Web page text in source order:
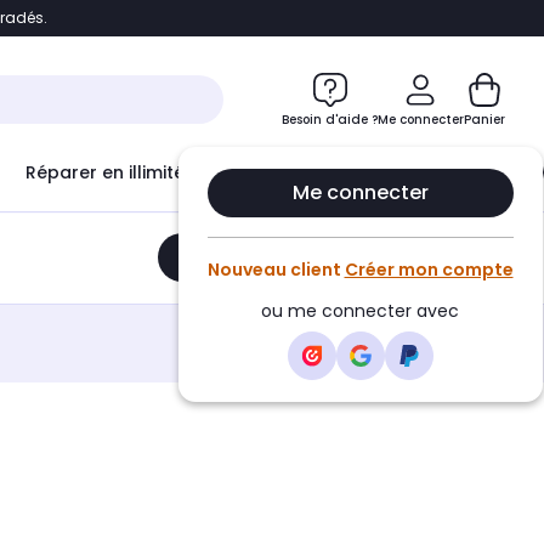
Accéder directement au chatbot
Besoin d'aide ?Me connecter
Me connecter
Nouveau client Créer mon compte
ou me connecter avec
Panier
Réparer en illimité avec Le Club Infinity
Ajouter au panier •